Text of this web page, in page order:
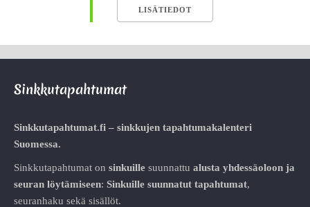
LISÄTIEDOT
Sinkkutapahtumat
Sinkkutapahtumat.fi – sinkkujen tapahtumakalenteri
Suomessa.
Sinkkutapahtumat on sinkuille suunnattu alusta yhdessäoloon ja
seuran löytämiseen: Sinkuille suunnatut tapahtumat,
seuranhaku sekä sisällöt.